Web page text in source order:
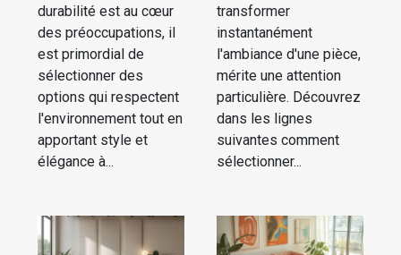
durabilité est au cœur
des préoccupations, il
est primordial de
sélectionner des
options qui respectent
l'environnement tout en
apportant style et
élégance à...
transformer
instantanément
l'ambiance d'une pièce,
mérite une attention
particulière. Découvrez
dans les lignes
suivantes comment
sélectionner...